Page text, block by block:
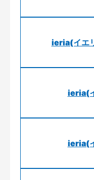
ieria(イエ
ieria(
ieria(